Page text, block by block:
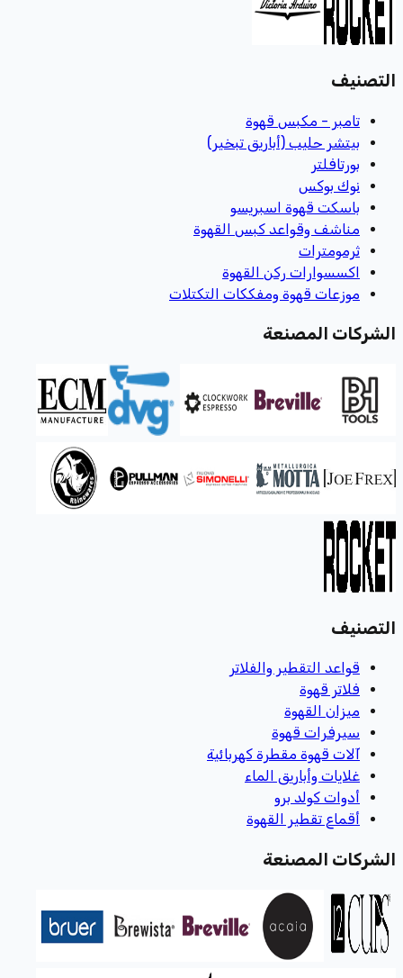
التصنيف
تامبر - مكبس قهوة
بيتشر حليب (أباريق تبخير)
بورتافلتر
نوك بوكس
باسكت قهوة اسبريسو
مناشف وقواعد كبس القهوة
ثرمومترات
اكسسوارات ركن القهوة
موزعات قهوة ومفككات التكتلات
الشركات المصنعة
التصنيف
قواعد التقطير والفلاتر
فلاتر قهوة
ميزان القهوة
سيرفرات قهوة
آلات قهوة مقطرة كهربائية
غلايات وأباريق الماء
أدوات كولد برو
أقماع تقطير القهوة
الشركات المصنعة